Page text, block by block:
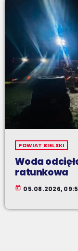
POWIAT BIELSKI
Woda
ratunkowa
today 05.08.2026,